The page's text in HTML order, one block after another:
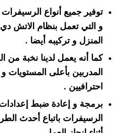
توفير جميع أنواع الرسيفرات
و التي تعمل بنظام الاتش
المنزل و تركيبه أيضا .
كما أنه يعمل لدينا نخبة من
المدربين بأعلى
احترافيين .
برمجة و إعادة ضبط إعدادات
الرسيفرات باتباع أحدث